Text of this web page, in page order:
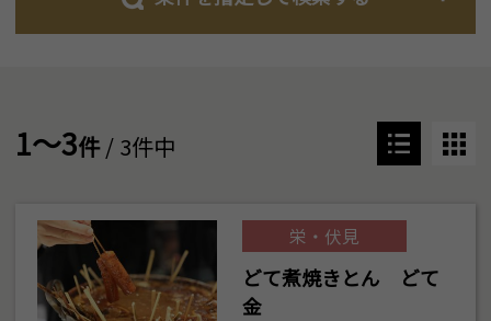
1～3件/ 3件中
栄・伏見
どて煮焼きとん どて
金